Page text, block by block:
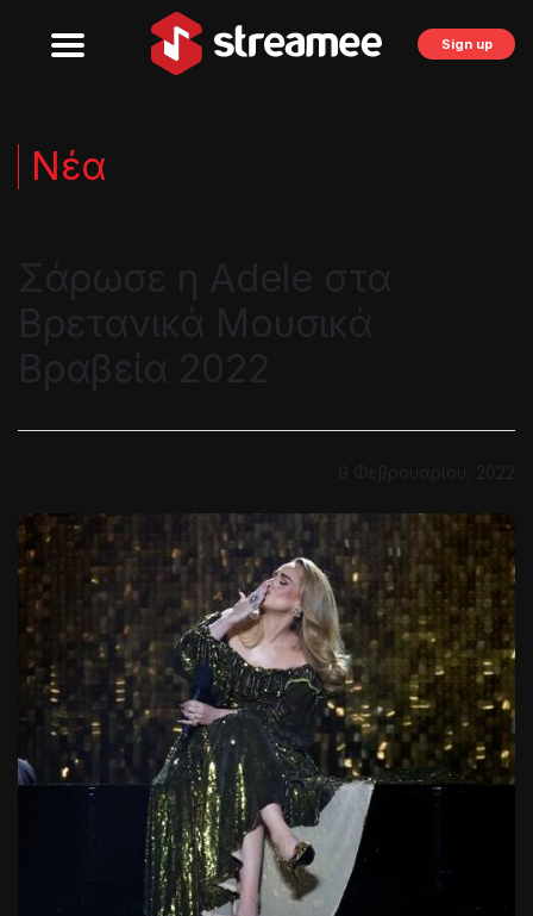
Sign up
Νέα
Σάρωσε η Adele στα
Βρετανικά Μουσικά
Βραβεία 2022
9 Φεβρουαρίου, 2022